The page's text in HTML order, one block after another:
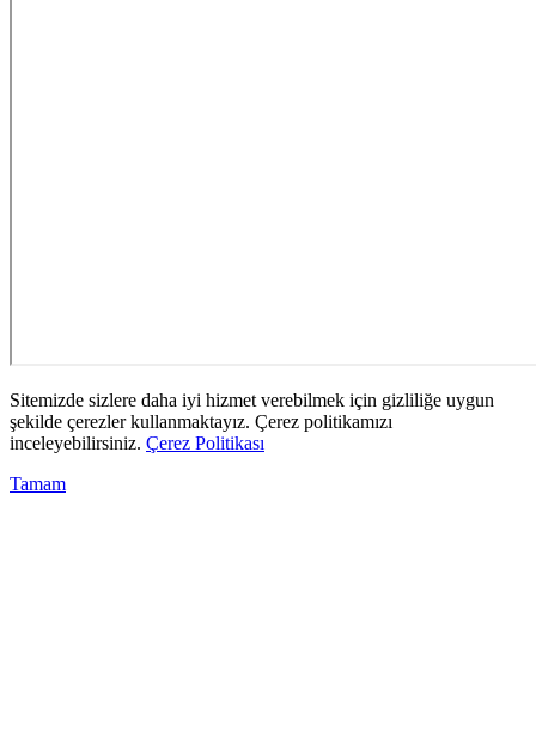
Sitemizde sizlere daha iyi hizmet verebilmek için gizliliğe uygun
şekilde çerezler kullanmaktayız. Çerez politikamızı
inceleyebilirsiniz. Çerez Politikası
Tamam